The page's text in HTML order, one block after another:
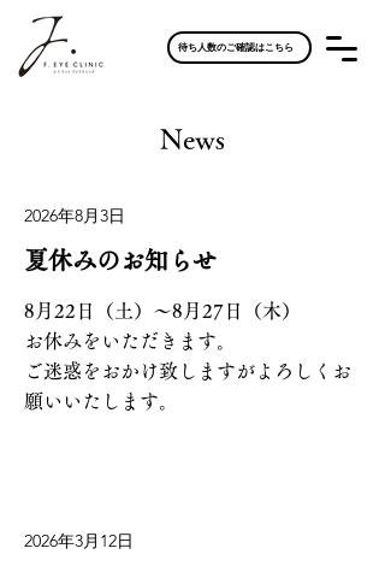
待ち人数のご確認はこちら
News
2026年8月3日
夏休みのお知らせ
8月22日（土）〜8月27日（木）
お休みをいただきます。
ご迷惑をおかけ致しますがよろしくお
願いいたします。
2026年3月12日